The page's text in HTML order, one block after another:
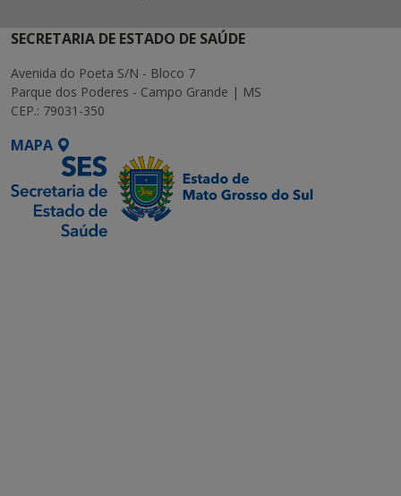
SECRETARIA DE ESTADO DE SAÚDE
Avenida do Poeta S/N - Bloco 7
Parque dos Poderes - Campo Grande | MS
CEP.: 79031-350
MAPA